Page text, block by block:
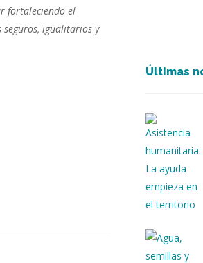
fortaleciendo el
igualitarios y
Últimas